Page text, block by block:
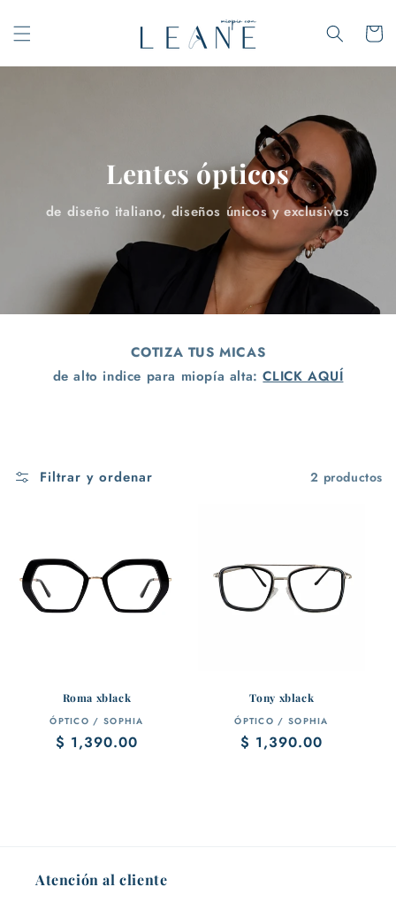
al contenido
Carrito
Lentes ópticos
de diseño italiano, diseños únicos y exclusivos
COTIZA TUS MICAS
de alto indice para miopía alta:CLICK AQUÍ
Filtrar y ordenar 2 productos
Roma xblack
Proveedor:
ÓPTICO / SOPHIA
Precio
$ 1,390.00
Tony xblack
Proveedor:
ÓPTICO / SOPHIA
Precio
$ 1,390.00
Atención al cliente